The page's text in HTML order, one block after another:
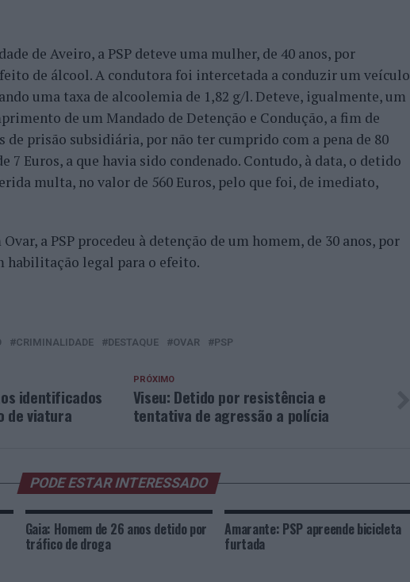
de Aveiro, a PSP deteve uma mulher, de 40 anos, por
de álcool. A condutora foi intercetada a conduzir um veículo
uma taxa de alcoolemia de 1,82 g/l. Deteve, igualmente, um
de um Mandado de Detenção e Condução, a fim de
de prisão subsidiária, por não ter cumprido com a pena de 80
7 Euros, a que havia sido condenado. Contudo, à data, o detido
multa, no valor de 560 Euros, pelo que foi, de imediato,
a PSP procedeu à detenção de um homem, de 30 anos, por
habilitação legal para o efeito.
CRIMINALIDADE DESTAQUE OVAR PSP
PRÓXIMO
Viseu: Detido por resistência e
tentativa de agressão a polícia
identificados
de viatura
PODE ESTAR INTERESSADO
Gaia: Homem de 26 anos detido por
tráfico de droga
Amarante: PSP apreende bicicleta
furtada